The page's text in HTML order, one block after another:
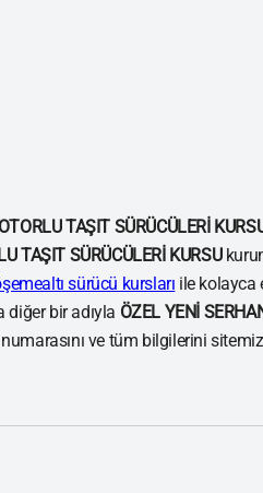
TAŞIT SÜRÜCÜLERİ
TAŞIT SÜRÜCÜLERİ KURSU
sürücü kursları ile kolayca
bir adıyla ÖZEL YENİ
ve tüm bilgilerini